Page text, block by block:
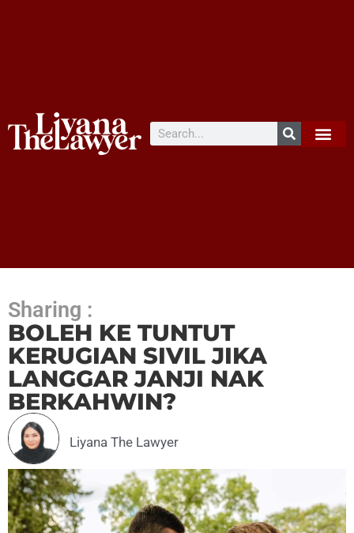
Sharing :
BOLEH KE TUNTUT
KERUGIAN SIVIL JIKA
LANGGAR JANJI NAK
BERKAHWIN?
Liyana The Lawyer